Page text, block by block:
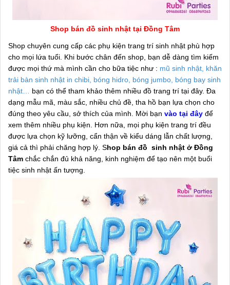
Shop bán đồ sinh nhật tại Đồng Tâm
Shop chuyên cung cấp các phụ kiện trang trí sinh nhật phù hợp
cho mọi lứa tuổi. Khi bước chân đến shop, bạn dễ dàng tìm kiếm
được mọi thứ mà mình cần cho bữa tiệc như : mũ sinh nhật, khăn
trải bàn sinh nhật in chibi, bóng hidro, bóng jumbo, bóng bay sinh
nhật… bạn có thể tham khảo thêm nhiều đồ trang trí tại đây. Đa
dạng mẫu mã, màu sắc, nhiều chủ đề, tha hồ bạn lựa chọn cho
đúng theo yêu cầu, sở thích của mình. Mời bạn vào tại đây để
xem thêm nhiều phụ kiện. Hơn nữa, mọi phụ kiện trang trí đều
được lựa chọn kỹ lưỡng, cẩn thận về kiểu dáng lẫn chất lượng,
giá cả thì phải chăng hợp lý. Shop bán đồ sinh nhật ở Đồng
Tâm chắc chắn đủ khả năng, kinh nghiệm để tạo nên một buổi
tiệc sinh nhật ấn tượng.